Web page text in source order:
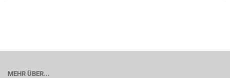
MEHR ÜBER...